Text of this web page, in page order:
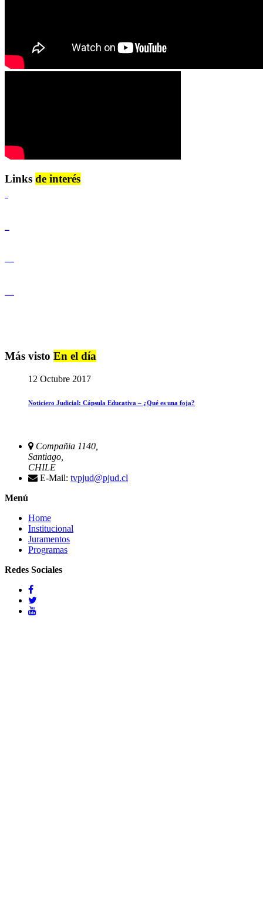
Links de interés
Más visto En el día
12 Octubre 2017
Noticiero Judicial: Cápsula Educativa – ¿Qué es una foja?
Compañia 1140,
Santiago,
CHILE
E-Mail: tvpjud@pjud.cl
Menú
Home
Institucional
Juramentos
Programas
Redes Sociales